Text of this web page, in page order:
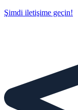
Şimdi iletişime geçin!